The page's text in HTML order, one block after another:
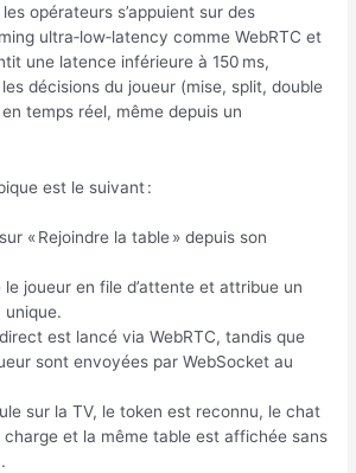
opérateurs s’appuient sur des
ultra‑low‑latency comme WebRTC et
une latence inférieure à 150 ms,
décisions du joueur (mise, split, double
temps réel, même depuis un
est le suivant :
« Rejoindre la table » depuis son
joueur en file d’attente et attribue un
unique.
est lancé via WebRTC, tandis que
sont envoyées par WebSocket au
sur la TV, le token est reconnu, le chat
charge et la même table est affichée sans